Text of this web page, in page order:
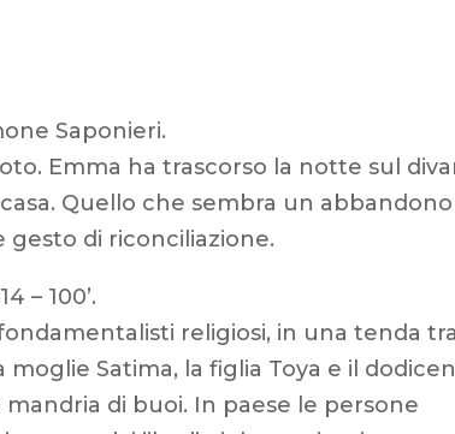
Saponieri.
Emma ha trascorso la notte sul
Quello che sembra un
di riconciliazione.
– 100’.
religiosi, in una tenda
Satima, la figlia Toya e il
di buoi. In paese le persone